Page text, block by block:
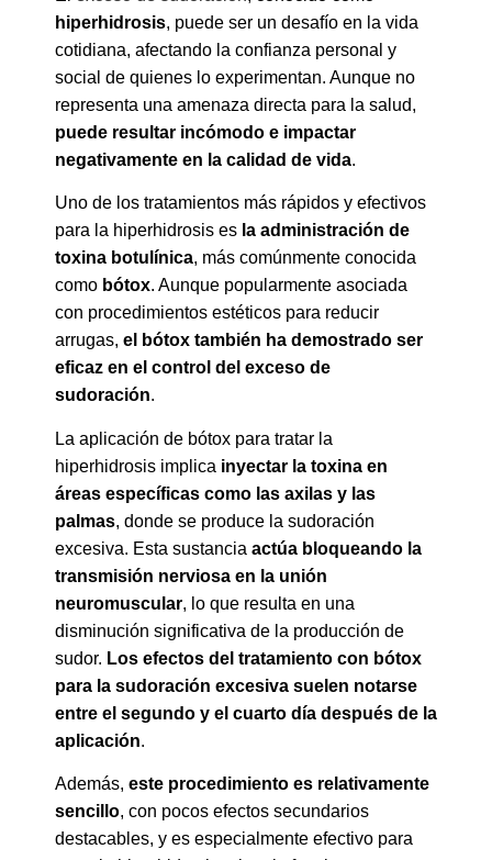
hiperhidrosis, puede ser un desafío en la vida
cotidiana, afectando la confianza personal y
social de quienes lo experimentan. Aunque no
representa una amenaza directa para la salud,
puede resultar incómodo e impactar
negativamente en la calidad de vida.
Uno de los tratamientos más rápidos y efectivos
para la hiperhidrosis es la administración de
toxina botulínica, más comúnmente conocida
como bótox. Aunque popularmente asociada
con procedimientos estéticos para reducir
arrugas, el bótox también ha demostrado ser
eficaz en el control del exceso de
sudoración.
La aplicación de bótox para tratar la
hiperhidrosis implica inyectar la toxina en
áreas específicas como las axilas y las
palmas, donde se produce la sudoración
excesiva. Esta sustancia actúa bloqueando la
transmisión nerviosa en la unión
neuromuscular, lo que resulta en una
disminución significativa de la producción de
sudor. Los efectos del tratamiento con bótox
para la sudoración excesiva suelen notarse
entre el segundo y el cuarto día después de la
aplicación.
Además, este procedimiento es relativamente
sencillo, con pocos efectos secundarios
destacables, y es especialmente efectivo para